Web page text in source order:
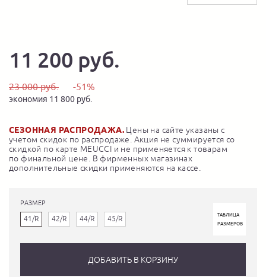
11 200 руб.
23 000 руб. -51%
экономия 11 800 руб.
СЕЗОННАЯ РАСПРОДАЖА. Цены на сайте указаны с
учетом скидок по распродаже. Акция не суммируется со
скидкой по карте MEUCCI и не применяется к товарам
по финальной цене. В фирменных магазинах
дополнительные скидки применяются на кассе.
РАЗМЕР
41/R 42/R 44/R 45/R
ТАБЛИЦА
РАЗМЕРОВ
ДОБАВИТЬ В КОРЗИНУ